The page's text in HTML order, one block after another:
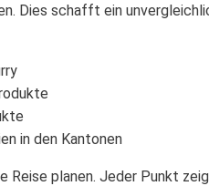
Dies schafft ein
in den Kantonen
Reise planen. Jeder Punkt